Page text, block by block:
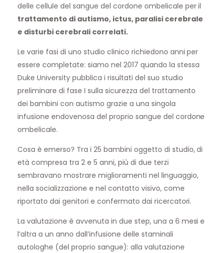
delle cellule del sangue del cordone ombelicale per il
trattamento di autismo, ictus, paralisi cerebrale
e disturbi cerebrali correlati.
Le varie fasi di uno studio clinico richiedono anni per
essere completate: siamo nel 2017 quando la stessa
Duke University pubblica i risultati del suo studio
preliminare di fase I sulla sicurezza del trattamento
dei bambini con autismo grazie a una singola
infusione endovenosa del proprio sangue del cordone
ombelicale.
Cosa è emerso? Tra i 25 bambini oggetto di studio, di
età compresa tra 2 e 5 anni, più di due terzi
sembravano mostrare miglioramenti nel linguaggio,
nella socializzazione e nel contatto visivo, come
riportato dai genitori e confermato dai ricercatori.
La valutazione è avvenuta in due step, una a 6 mesi e
l’altra a un anno dall’infusione delle staminali
autologhe (del proprio sangue): alla valutazione